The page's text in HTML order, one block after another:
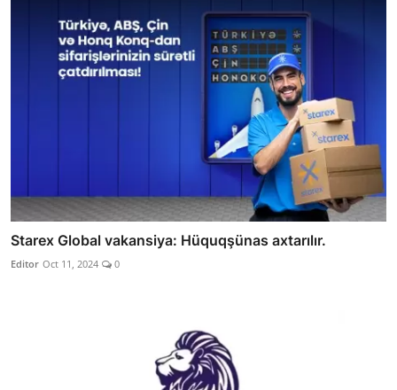
Starex Global vakansiya: Hüquqşünas axtarılır.
Editor Oct 11, 2024 0